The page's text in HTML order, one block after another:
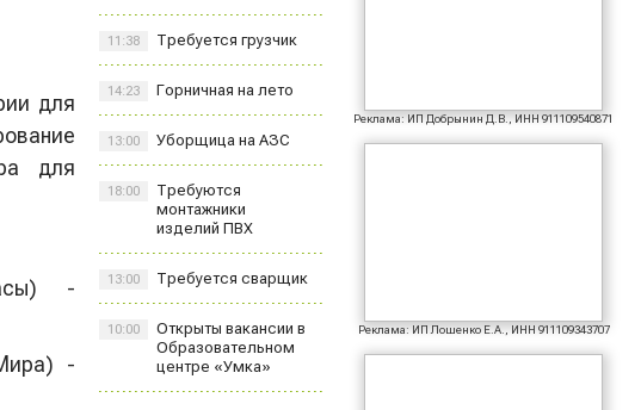
для
для
-
-
Требуется грузчик
11:38
Горничная на лето
14:23
Уборщица на АЗС
13:00
Требуются
монтажники
изделий ПВХ
18:00
Требуется сварщик
13:00
Открыты вакансии в
Образовательном
центре «Умка»
10:00
Реклама: ИП Добрынин Д.В., ИНН 911109540871
Реклама: ИП Лошенко Е.А., ИНН 911109343707